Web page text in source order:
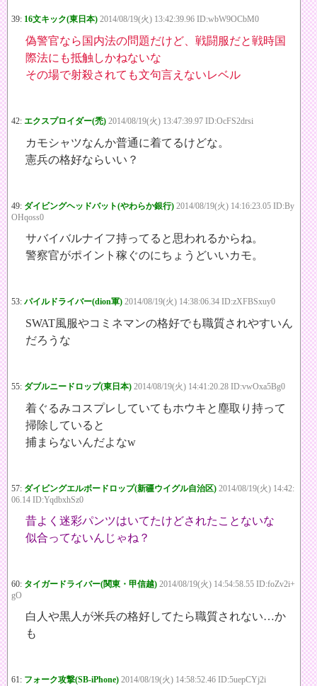
39: 16文キック(東日本) 2014/08/19(火) 13:42:39.96 ID:wbW9OCbM0
偽警官なら国内法の問題だけど、戦闘服だと戦時国
際法にも抵触しかねないな
その場で射殺されても文句言えないレベル
42: エクスプロイダー(禿) 2014/08/19(火) 13:47:39.97 ID:OcFS2drsi
カモシャツなんか普通に着てるけどな。
憲兵の格好ならいい？
49: ダイビングヘッドバット(やわらか銀行) 2014/08/19(火) 14:16:23.05 ID:By
OHqoss0
サバイバルナイフ持ってると思われるからね。
警察官がポイント稼ぐのにちょうどいいカモ。
53: パイルドライバー(dion軍) 2014/08/19(火) 14:38:06.34 ID:zXFBSxuy0
SWAT風服やコミネマンの格好でも職質されやすいん
だろうな
55: ダブルニードロップ(東日本) 2014/08/19(火) 14:41:20.28 ID:vwOxa5Bg0
着ぐるみコスプレしていてもホウキと塵取り持って
掃除していると
捕まらないんだよなw
57: ダイビングエルボードロップ(新疆ウイグル自治区) 2014/08/19(火) 14:42:
06.14 ID:YqdbxhSz0
昔よく迷彩パンツはいてたけどされたことないな
似合ってないんじゃね？
60: タイガードライバー(関東・甲信越) 2014/08/19(火) 14:54:58.55 ID:foZv2i+
gO
白人や黒人が米兵の格好してたら職質されない…か
も
61: フォーク攻撃(SB-iPhone) 2014/08/19(火) 14:58:52.46 ID:5uepCYj2i